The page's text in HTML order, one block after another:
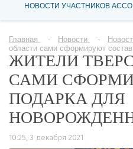
НОВОСТИ УЧАСТНИКОВ
Главная Новости
области сами сформируют
ЖИТЕЛИ
САМИ
ПОДАРКА ДЛЯ
10:25, 3 декабря 2021